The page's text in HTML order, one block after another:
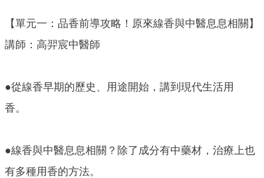
【單元一：品香前導攻略！原來線香與中醫息息相關】
講師：高羿宸中醫師
●從線香早期的歷史、用途開始，講到現代生活用
香。
●線香與中醫息息相關？除了成分有中藥材，治療上也
有多種用香的方法。